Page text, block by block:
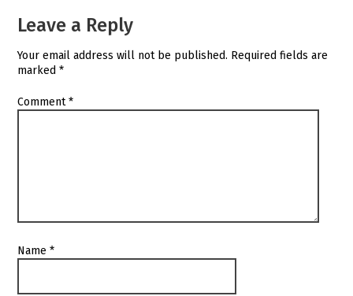
Leave a Reply
Your email address will not be published. Required fields are
marked*
Comment*
Name*